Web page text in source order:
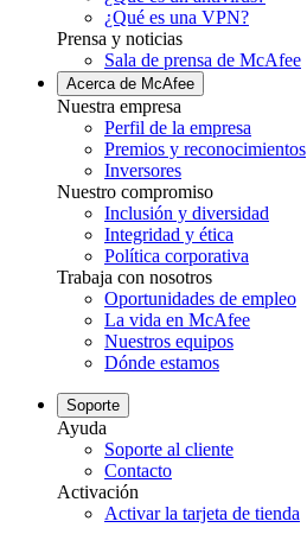
¿Qué es una VPN?
Prensa y noticias
Sala de prensa de McAfee
Acerca de McAfee
Nuestra empresa
Perfil de la empresa
Premios y reconocimientos
Inversores
Nuestro compromiso
Inclusión y diversidad
Integridad y ética
Política corporativa
Trabaja con nosotros
Oportunidades de empleo
La vida en McAfee
Nuestros equipos
Dónde estamos
Soporte
Ayuda
Soporte al cliente
Contacto
Activación
Activar la tarjeta de tienda